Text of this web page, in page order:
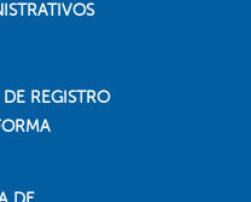
REGISTRO